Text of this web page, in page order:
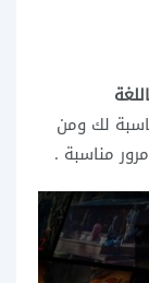
لك ومن
مناسبة .